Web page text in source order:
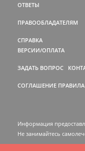
ОТВЕТЫ
ПРАВООБЛАДАТЕЛЯМ
СПРАВКА
ВЕРСИИ/ОПЛАТА
ЗАДАТЬ ВОПРОС
СОГЛАШЕНИЕ ПРАВИЛА
Информация
Не занимайтесь